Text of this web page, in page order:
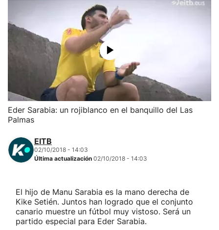
Ciclismo
Herri-kirolak
Balonmano
Kirolak 360
Atletismo
Más deportes
Eder Sarabia: un rojiblanco en el banquillo del Las
Palmas
EITB
02/10/2018 - 14:03
Última actualización 02/10/2018 - 14:03
El hijo de Manu Sarabia es la mano derecha de
Kike Setién. Juntos han logrado que el conjunto
canario muestre un fútbol muy vistoso. Será un
partido especial para Eder Sarabia.